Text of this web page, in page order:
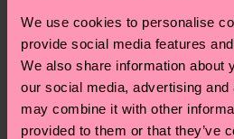
We use cookies to personalise
provide social media features
We also share information about
our social media, advertising
may combine it with other
provided to them or that they’ve
de sostenibilidad.
postal local.
¿Tienes dudas sobre las
nuestra página de
respuestas a las preguntas
Creemos que te va a encantar